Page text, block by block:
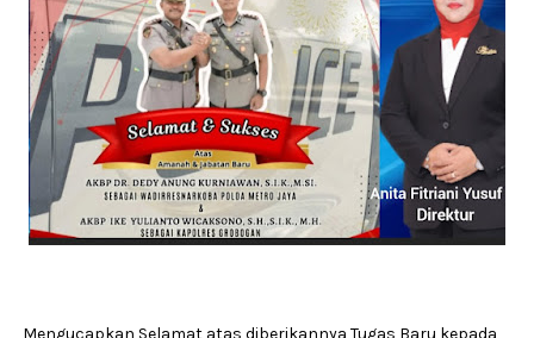
Mengucapkan Selamat atas diberikannya Tugas Baru kepada